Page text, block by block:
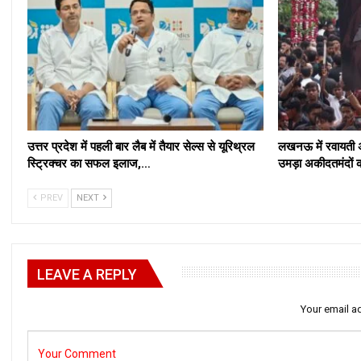
उत्तर प्रदेश में पहली बार लैब में तैयार सेल्स से यूरिथ्रल
स्ट्रिक्चर का सफल इलाज,…
लखनऊ में रवायती
उमड़ा अकीदतमंदों
PREV NEXT
LEAVE A REPLY
Your email